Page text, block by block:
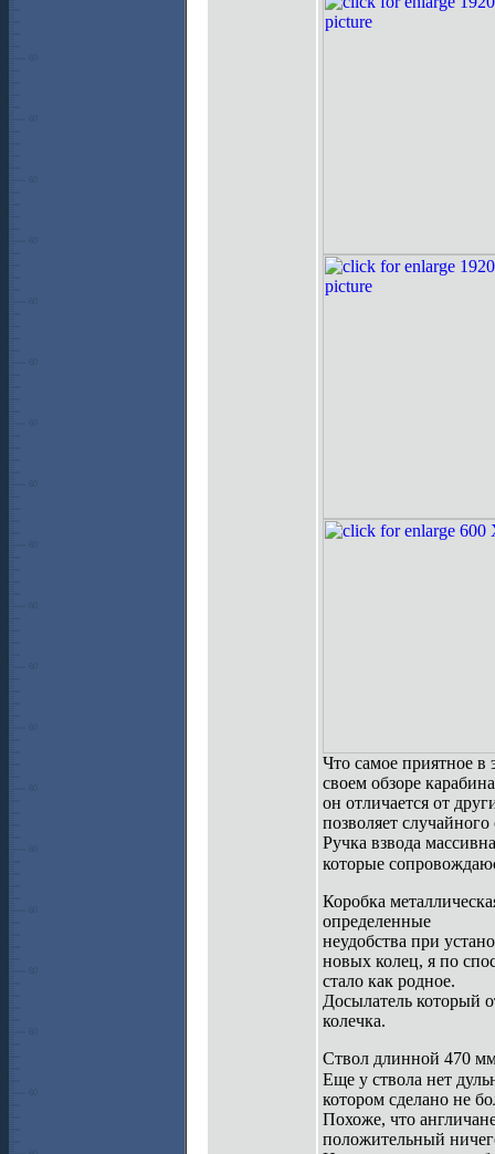
Что самое приятное в
своем обзоре карабина
он отличается от
позволяет
Ручка взвода
которые
Коробка
определенные
неудобства при
новых колец, я по
стало как родное.
Досылатель который
колечка.
Ствол длинной 470
Еще у ствола нет
котором сделано не
Похоже, что
положительный